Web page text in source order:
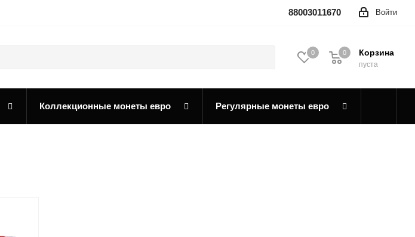
Войти
88003011670
0 Корзина
0
пуста
0
Коллекционные монеты евро Регулярные монеты евро